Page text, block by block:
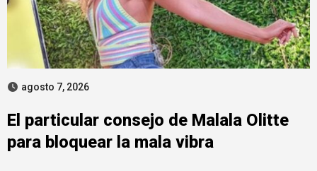
agosto 7, 2026
El particular consejo de Malala Olitte
para bloquear la mala vibra